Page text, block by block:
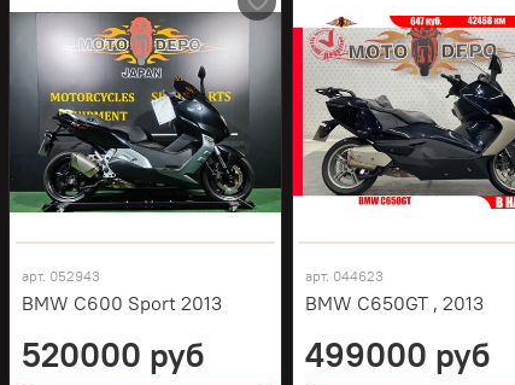
арт. 052943
BMW C600 Sport 2013
520000 руб
арт. 044623
BMW C650GT , 2013
499000 руб